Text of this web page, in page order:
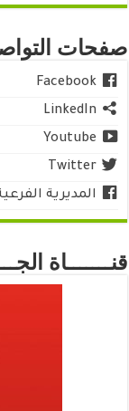
صفحات
Facebook
LinkedIn
Youtube
Twitter
المديرية
قنـــــــاة